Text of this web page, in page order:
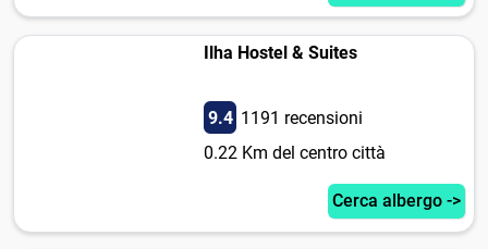
Ilha Hostel & Suites
9.4 1191 recensioni
0.22 Km del centro città
Cerca albergo ->